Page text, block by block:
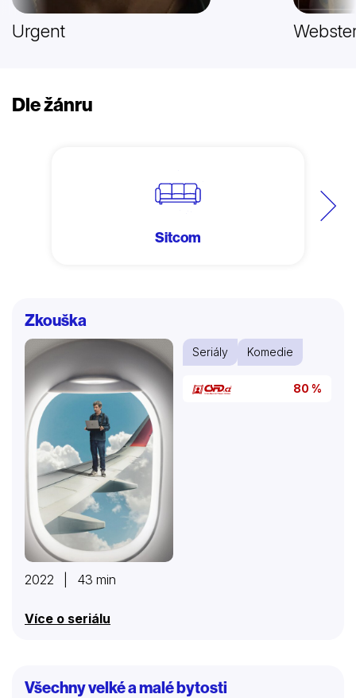
Urgent
Dle žánru
Další
Sitcom
Zkouška
Seriály Komedie
80 %
2022 | 43 min
Více o seriálu
Všechny velké a malé bytosti